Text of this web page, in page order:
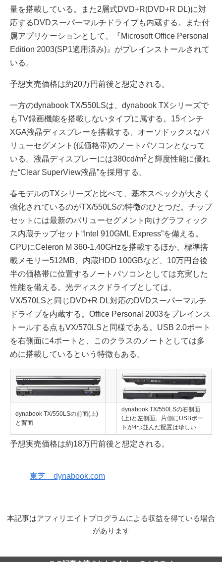
量を搭載している。また2層式DVD+R(DVD+R DL)に対
応するDVDスーパーマルチドライブも内蔵する。また付
属アプリケーションとして、『Microsoft Office Personal
Edition 2003(SP1適用済み)』がプレインストールされて
いる。
予想実売価格は約20万円前後と想定される。
一方のdynabook TX/550LSは、dynabook TXシリーズで
もTV録画機能を搭載しないタイプに属する。15インチ
XGA液晶ディスプレーを搭載する、オーソドックスなバ
リューセグメント(低価格帯)のノートパソコンとなって
いる。液晶ディスプレーには380cd/m2 と輝度性能に優れ
た“Clear SuperView液晶”を採用する。
春モデルのTXシリーズと比べて、基本スペックが大きく
強化されているのがTX/550LSの特徴のひとつだ。チップ
セットには最新のバリューセグメント向けグラフィック
ス内蔵チップセット“Intel 910GML Express”を備える。
CPUにCeleron M 360-1.40GHzを搭載するほか、標準搭
載メモリー512MB、内蔵HDD 100GBなど、10万円台後
半の価格帯に位置するノートパソコンとしては充実した
性能を備える。光ディスクドライブとしては、
VX/570LSと同じDVD+R DL対応のDVDスーパーマルチ
ドライブを内蔵する。Office Personal 2003をプレインス
トールする点もVX/570LSと同様である。USB 2.0ポート
を右側面に4ポートと、このクラスのノートとしては多
めに搭載しているという特徴もある。
dynabook TX/550LSの前面(上)
と背面
dynabook TX/550LSの右側面
(上)と左側面。片側にUSBポー
トが4つ並んだ配置は珍しい
予想実売価格は約18万円前後と想定される。
東芝 dynabook.com
本記事はアフィリエイトプログラムによる収益を得ている場合
があります